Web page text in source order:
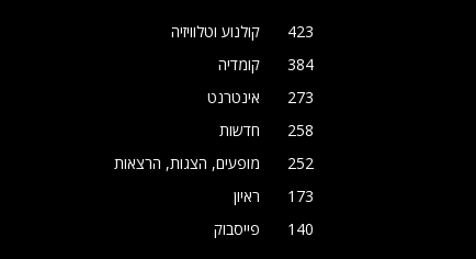
קולנוע וטלוויזיה
423
קומדיה
384
אינטרנט
273
חדשות
258
מופעים, הצגות, הרצאות
252
ראיון
173
פייסבוק
140